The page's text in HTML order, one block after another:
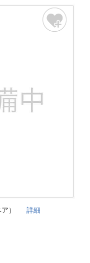
ア） 詳細